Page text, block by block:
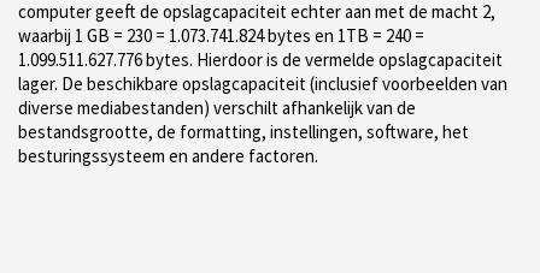
computer geeft de opslagcapaciteit echter aan met de macht 2,
waarbij 1 GB = 230 = 1.073.741.824 bytes en 1TB = 240 =
1.099.511.627.776 bytes. Hierdoor is de vermelde opslagcapaciteit
lager. De beschikbare opslagcapaciteit (inclusief voorbeelden van
diverse mediabestanden) verschilt afhankelijk van de
bestandsgrootte, de formatting, instellingen, software, het
besturingssysteem en andere factoren.